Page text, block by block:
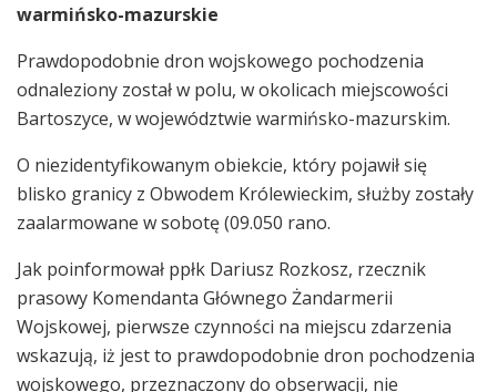
warmińsko-mazurskie
Prawdopodobnie dron wojskowego pochodzenia
odnaleziony został w polu, w okolicach miejscowości
Bartoszyce, w województwie warmińsko-mazurskim.
O niezidentyfikowanym obiekcie, który pojawił się
blisko granicy z Obwodem Królewieckim, służby zostały
zaalarmowane w sobotę (09.050 rano.
Jak poinformował ppłk Dariusz Rozkosz, rzecznik
prasowy Komendanta Głównego Żandarmerii
Wojskowej, pierwsze czynności na miejscu zdarzenia
wskazują, iż jest to prawdopodobnie dron pochodzenia
wojskowego, przeznaczony do obserwacji, nie